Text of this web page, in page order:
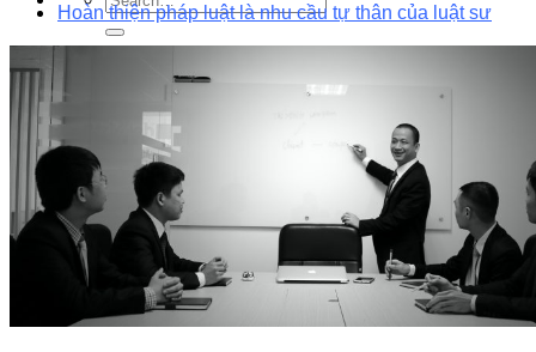
Hoàn thiện pháp luật là nhu cầu tự thân của luật sư